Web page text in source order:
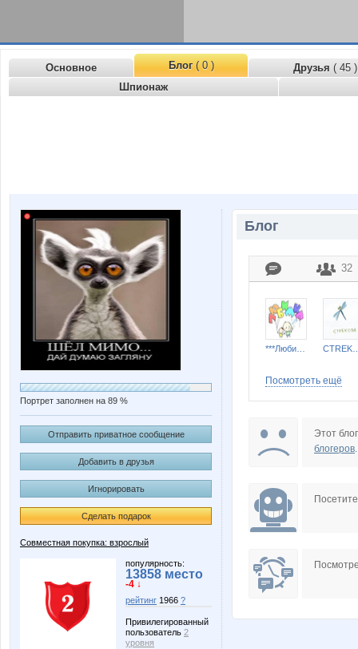
Основное Блог( 0 ) Друзья ( 45 )
Шпионаж
Портрет заполнен на 89 %
Отправить приватное сообщение
Добавить в друзья
Игнорировать
Сделать подарок
Совместная покупка: взрослый
популярность:
13858 место
-4 ↓
рейтинг 1966 ?
Привилегированный
пользователь 2
уровня
Блог
32
Посмотреть ещё
Этот
блогеров.